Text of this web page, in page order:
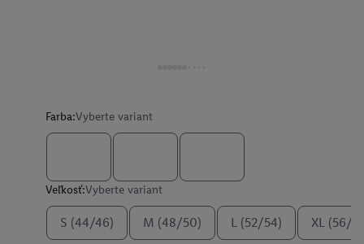
Farba:Vyberte variant
Veľkosť:Vyberte variant
S (44/46) M (48/50) L (52/54) XL (56/